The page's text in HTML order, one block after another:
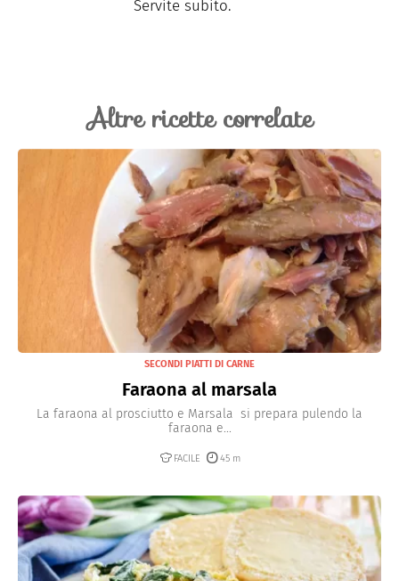
Servite subito.
Altre ricette correlate
SECONDI PIATTI DI CARNE
Faraona al marsala
La faraona al prosciutto e Marsala si prepara pulendo la
faraona e...
FACILE 45 m